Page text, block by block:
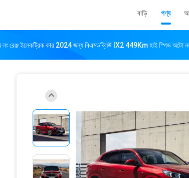
বাড়ি পণ্য
লং রেঞ্জ ইলেকট্রিক কার 2024 জন্য বিএমডব্লিউ IX2 449Km হাই স্পিড অটো